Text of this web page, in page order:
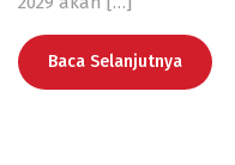
Baca Selanjutnya